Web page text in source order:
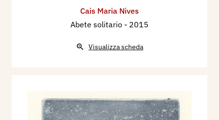
Cais Maria Nives
Abete solitario - 2015
Visualizza scheda